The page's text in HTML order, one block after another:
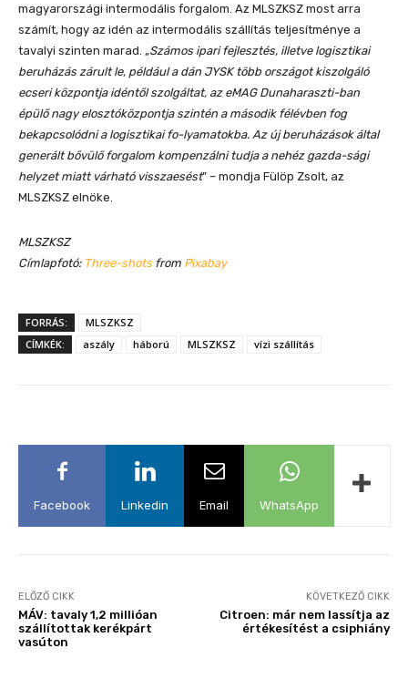
magyarországi intermodális forgalom. Az MLSZKSZ most arra
számít, hogy az idén az intermodális szállítás teljesítménye a
tavalyi szinten marad. „Számos ipari fejlesztés, illetve logisztikai
beruházás zárult le, például a dán JYSK több országot kiszolgáló
ecseri központja idéntől szolgáltat, az eMAG Dunaharaszti-ban
épülő nagy elosztóközpontja szintén a második félévben fog
bekapcsolódni a logisztikai fo-lyamatokba. Az új beruházások által
generált bővülő forgalom kompenzálni tudja a nehéz gazda-sági
helyzet miatt várható visszaesést” – mondja Fülöp Zsolt, az
MLSZKSZ elnöke.
MLSZKSZ
Címlapfotó: Three-shots from Pixabay
FORRÁS:
MLSZKSZ
CÍMKÉK:
aszály háború MLSZKSZ vízi szállítás
Facebook Linkedin Email WhatsApp
ELŐZŐ CIKK
MÁV: tavaly 1,2 millióan
szállítottak kerékpárt
vasúton
KÖVETKEZŐ CIKK
Citroen: már nem lassítja az
értékesítést a csiphiány